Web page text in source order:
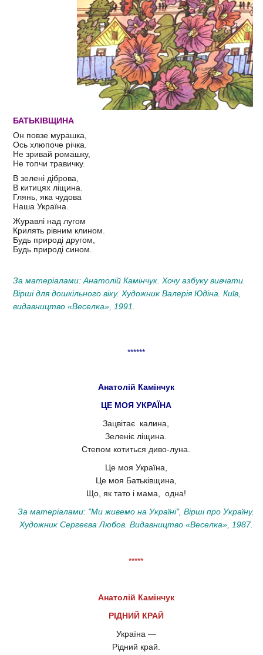
БАТЬКІВЩИНА
Он повзе мурашка,
Ось хлюпоче річка.
Не зривай ромашку,
Не топчи травичку.
В зелені діброва,
В китицях ліщина.
Глянь, яка чудова
Наша Україна.
Журавлі над лугом
Крилять рівним клином.
Будь природі другом,
Будь природі сином.
За матеріалами: Анатолій Камінчук. Хочу азбуку вивчати.
Вірші для дошкільного віку. Художник Валерія Юдіна. Київ,
видавництво «Веселка», 1991.
******
Анатолій Камінчук
ЦЕ МОЯ УКРАЇНА
Зацвітає калина,
Зеленіє ліщина.
Степом котиться диво-луна.
Це моя Україна,
Це моя Батьківщина,
Що, як тато і мама, одна!
За матеріалами: "Ми живемо на Україні", Вірші про Україну.
Художник Сергеєва Любов. Видавництво «Веселка», 1987.
*****
Анатолій Камінчук
РІДНИЙ КРАЙ
Україна —
Рідний край.